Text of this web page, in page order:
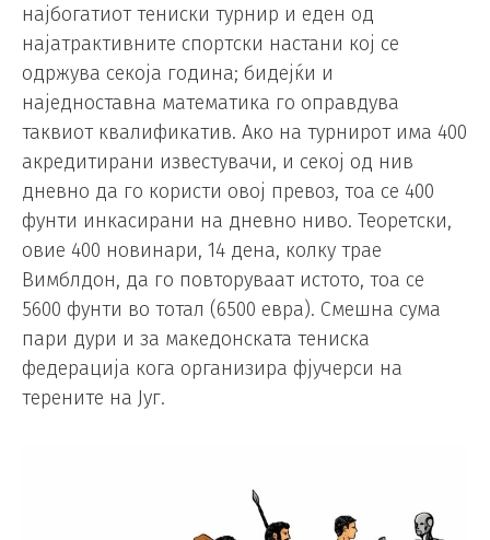
најбогатиот тениски турнир и еден од
најатрактивните спортски настани кој се
одржува секоја година; бидејќи и
наједноставна математика го оправдува
таквиот квалификатив. Ако на турнирот има 400
акредитирани известувачи, и секој од нив
дневно да го користи овој превоз, тоа се 400
фунти инкасирани на дневно ниво. Теоретски,
овие 400 новинари, 14 дена, колку трае
Вимблдон, да го повторуваат истото, тоа се
5600 фунти во тотал (6500 евра). Смешна сума
пари дури и за македонската тениска
федерација кога организира фјучерси на
терените на Југ.